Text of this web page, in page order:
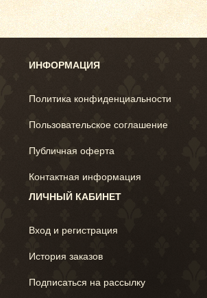
ИНФОРМАЦИЯ
Политика конфиденциальности
Пользовательское соглашение
Публичная оферта
Контактная информация
ЛИЧНЫЙ КАБИНЕТ
Вход и регистрация
История заказов
Подписаться на рассылку